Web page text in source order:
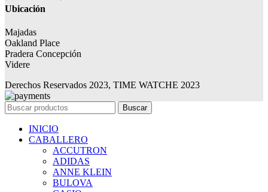
Ubicación
Majadas
Oakland Place
Pradera Concepción
Videre
Derechos Reservados 2023, TIME WATCHE 2023
Buscar
INICIO
CABALLERO
ACCUTRON
ADIDAS
ANNE KLEIN
BULOVA